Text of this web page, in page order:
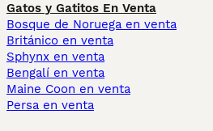
Gatos y Gatitos En Venta
Bosque de Noruega en venta
Británico en venta
Sphynx en venta
Bengalí en venta
Maine Coon en venta
Persa en venta